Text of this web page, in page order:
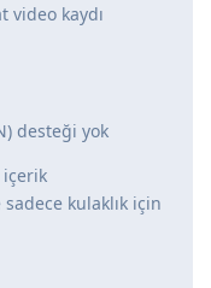
video kaydı
desteği yok
kulaklık için